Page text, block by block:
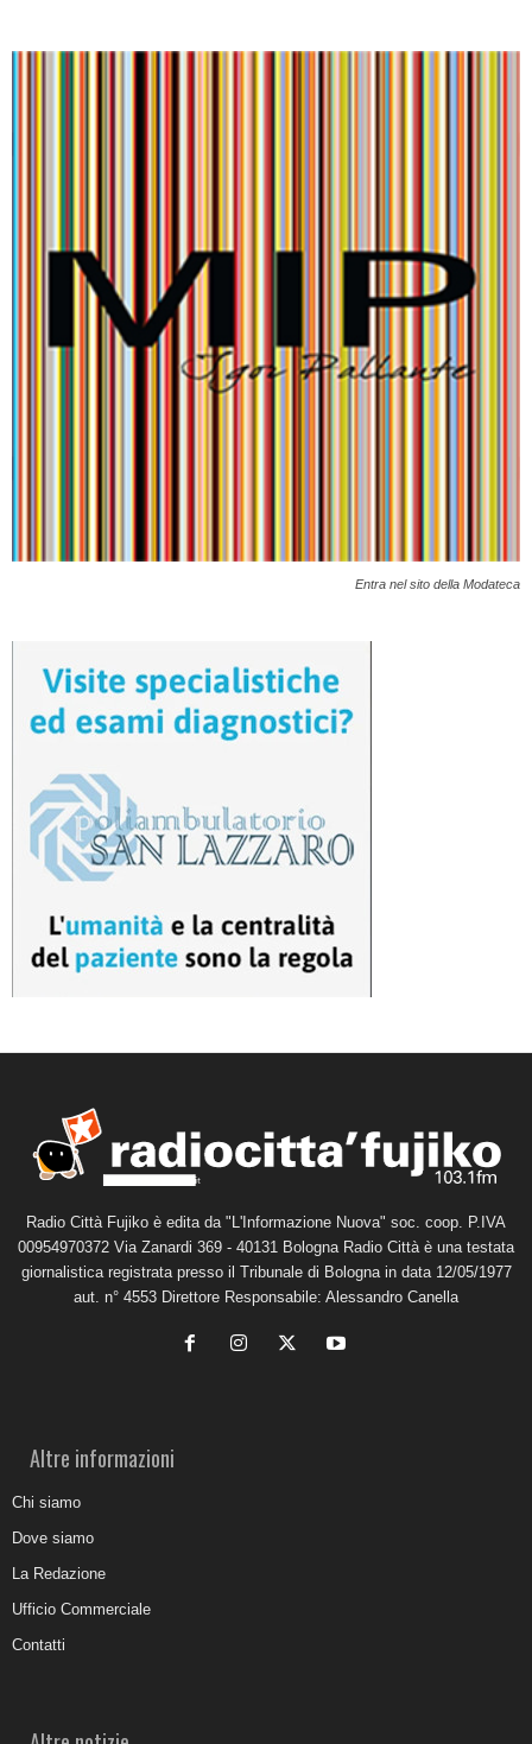
Entra nel sito della Modateca
Radio Città Fujiko è edita da "L'Informazione Nuova" soc. coop. P.IVA
00954970372 Via Zanardi 369 - 40131 Bologna Radio Città è una testata
giornalistica registrata presso il Tribunale di Bologna in data 12/05/1977
aut. n° 4553 Direttore Responsabile: Alessandro Canella
Altre informazioni
Chi siamo
Dove siamo
La Redazione
Ufficio Commerciale
Contatti